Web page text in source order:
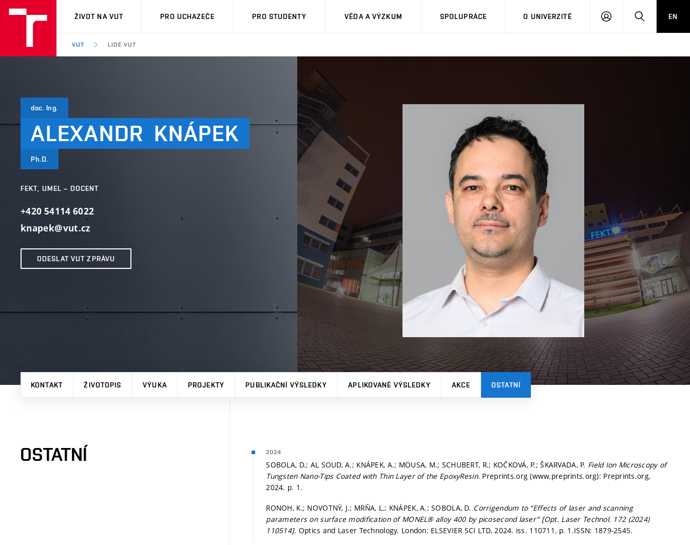
VUT
ŽIVOT NA VUT PRO UCHAZEČE PRO STUDENTY VĚDA A VÝZKUM SPOLUPRÁCE O UNIVERZITĚ
PŘIHLÁSIT HLEDATEN
VUT LIDÉ VUT
doc. Ing.
ALEXANDR KNÁPEK
Ph.D.
FEKT, UMEL – DOCENT
+420 54114 6022
knapek@vut.cz
ODESLAT VUT ZPRÁVU
KONTAKT ŽIVOTOPIS VÝUKA PROJEKTY PUBLIKAČNÍ VÝSLEDKY APLIKOVANÉ VÝSLEDKY AKCE OSTATNÍ
OSTATNÍ 2024
SOBOLA, D.; AL SOUD, A.; KNÁPEK, A.; MOUSA, M.; SCHUBERT, R.; KOČKOVÁ, P.; ŠKARVADA, P. Field Ion Microscopy of
Tungsten Nano-Tips Coated with Thin Layer of the EpoxyResin. Preprints.org (www.preprints.org): Preprints.org,
2024. p. 1.
RONOH, K.; NOVOTNÝ, J.; MRŇA, L.; KNÁPEK, A.; SOBOLA, D. Corrigendum to “Effects of laser and scanning
parameters on surface modification of MONEL® alloy 400 by picosecond laser” [Opt. Laser Technol. 172 (2024)
110514]. Optics and Laser Technology. London: ELSEVIER SCI LTD, 2024. iss. 110711, p. 1.ISSN: 1879-2545.